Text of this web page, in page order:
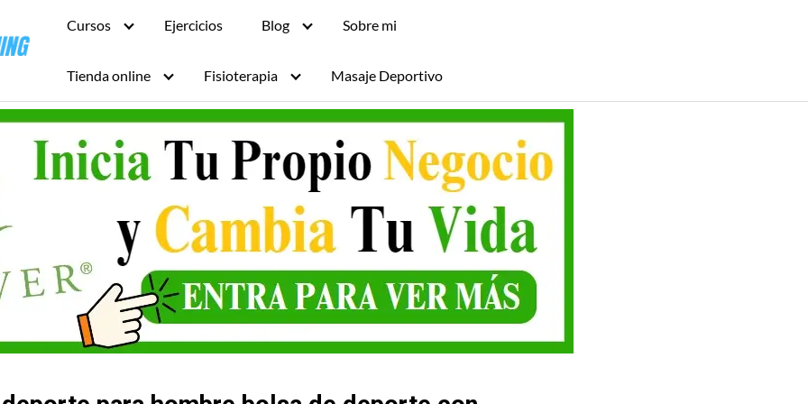
Cursos Ejercicios Blog Sobre mi
Tienda online Fisioterapia Masaje Deportivo